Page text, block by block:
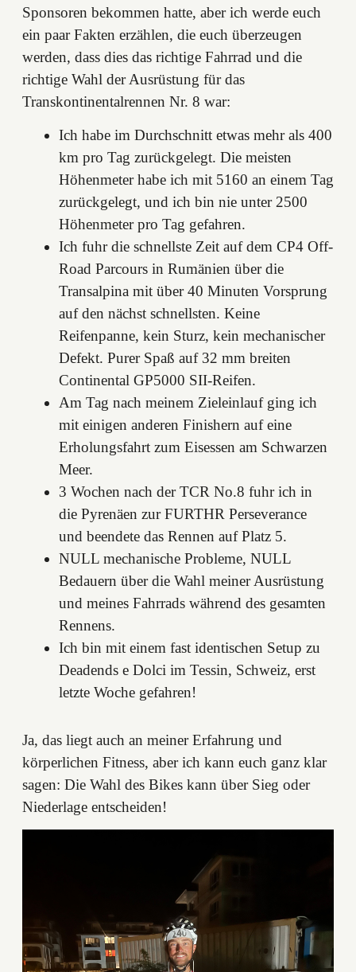
Sponsoren bekommen hatte, aber ich werde euch
ein paar Fakten erzählen, die euch überzeugen
werden, dass dies das richtige Fahrrad und die
richtige Wahl der Ausrüstung für das
Transkontinentalrennen Nr. 8 war:
Ich habe im Durchschnitt etwas mehr als 400
km pro Tag zurückgelegt. Die meisten
Höhenmeter habe ich mit 5160 an einem Tag
zurückgelegt, und ich bin nie unter 2500
Höhenmeter pro Tag gefahren.
Ich fuhr die schnellste Zeit auf dem CP4 Off-
Road Parcours in Rumänien über die
Transalpina mit über 40 Minuten Vorsprung
auf den nächst schnellsten. Keine
Reifenpanne, kein Sturz, kein mechanischer
Defekt. Purer Spaß auf 32 mm breiten
Continental GP5000 SII-Reifen.
Am Tag nach meinem Zieleinlauf ging ich
mit einigen anderen Finishern auf eine
Erholungsfahrt zum Eisessen am Schwarzen
Meer.
3 Wochen nach der TCR No.8 fuhr ich in
die Pyrenäen zur FURTHR Perseverance
und beendete das Rennen auf Platz 5.
NULL mechanische Probleme, NULL
Bedauern über die Wahl meiner Ausrüstung
und meines Fahrrads während des gesamten
Rennens.
Ich bin mit einem fast identischen Setup zu
Deadends e Dolci im Tessin, Schweiz, erst
letzte Woche gefahren!
Ja, das liegt auch an meiner Erfahrung und
körperlichen Fitness, aber ich kann euch ganz klar
sagen: Die Wahl des Bikes kann über Sieg oder
Niederlage entscheiden!